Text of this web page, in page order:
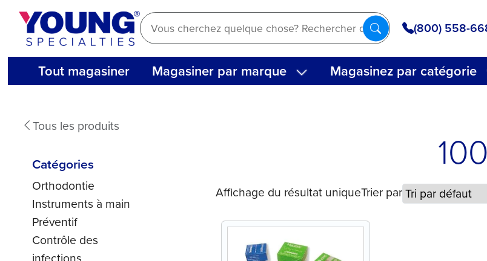
Aller
contenu
(800) 558-
Tout magasiner Magasiner par marque Magasinez par catégorie
Tous les produits
Catégories
Orthodontie
Instruments à main
Préventif
Contrôle des
Affichage du résultat uniqueTrier par